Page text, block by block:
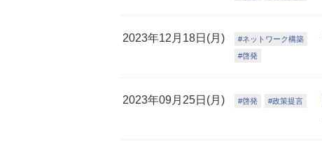
2023年12月18日(月)
ネットワーク構築
啓発
2023年09月25日(月) 啓発 政策提言